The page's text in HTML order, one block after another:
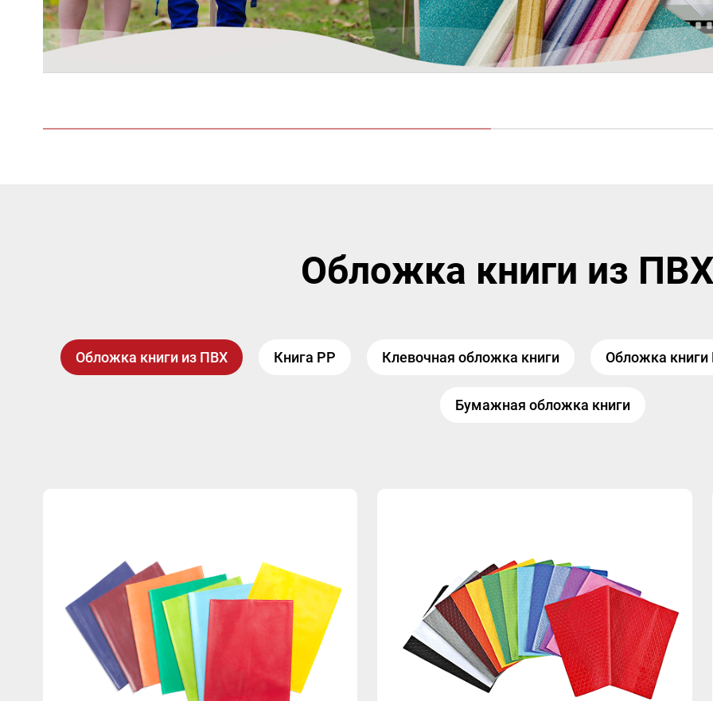
Обложка книги из
Обложка книги из ПВХ Книга PP Клевочная обложка книги Обложка книги
Бумажная обложка книги